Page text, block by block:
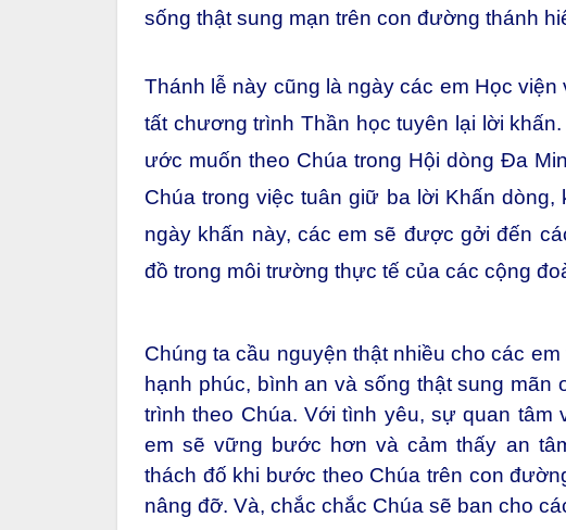
sống thật sung mạn trên con đường thánh
Thánh lễ này cũng là ngày các em Học
tất chương trình Thần học tuyên lại lời
ước muốn theo Chúa trong Hội dòng Đa
Chúa trong việc tuân giữ ba lời Khấn
ngày khấn này, các em sẽ được gởi đến
đồ trong môi trường thực tế của các cộng
Chúng ta cầu nguyện thật nhiều cho các
hạnh phúc, bình an và sống thật sung mãn
trình theo Chúa. Với tình yêu, sự quan tâm
em sẽ vững bước hơn và cảm thấy an
thách đố khi bước theo Chúa trên con
nâng đỡ. Và, chắc chắc Chúa sẽ ban cho